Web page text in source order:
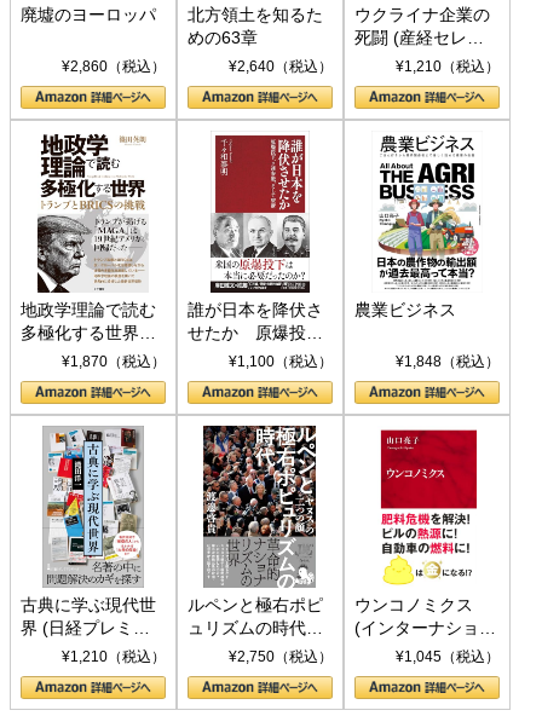
廃墟のヨーロッパ
¥2,860（税込）
北方領土を知るた
めの63章
¥2,640（税込）
ウクライナ企業の
死闘 (産経セレク
ト S 039)¥1,210（税込）
地政学理論で読む
多極化する世界：
トランプとBRICS
の挑戦
¥1,870（税込）
誰が日本を降伏さ
せたか 原爆投
下、ソ連参戦、そ
して聖断 (PHP新
書)
¥1,100（税込）
農業ビジネス
¥1,848（税込）
古典に学ぶ現代世
界 (日経プレミア
シリーズ)¥1,210（税込）
ルペンと極右ポピ
ュリズムの時代：
〈ヤヌス〉の二つ
の顔
¥2,750（税込）
ウンコノミクス
(インターナショナ
ル新書)¥1,045（税込）